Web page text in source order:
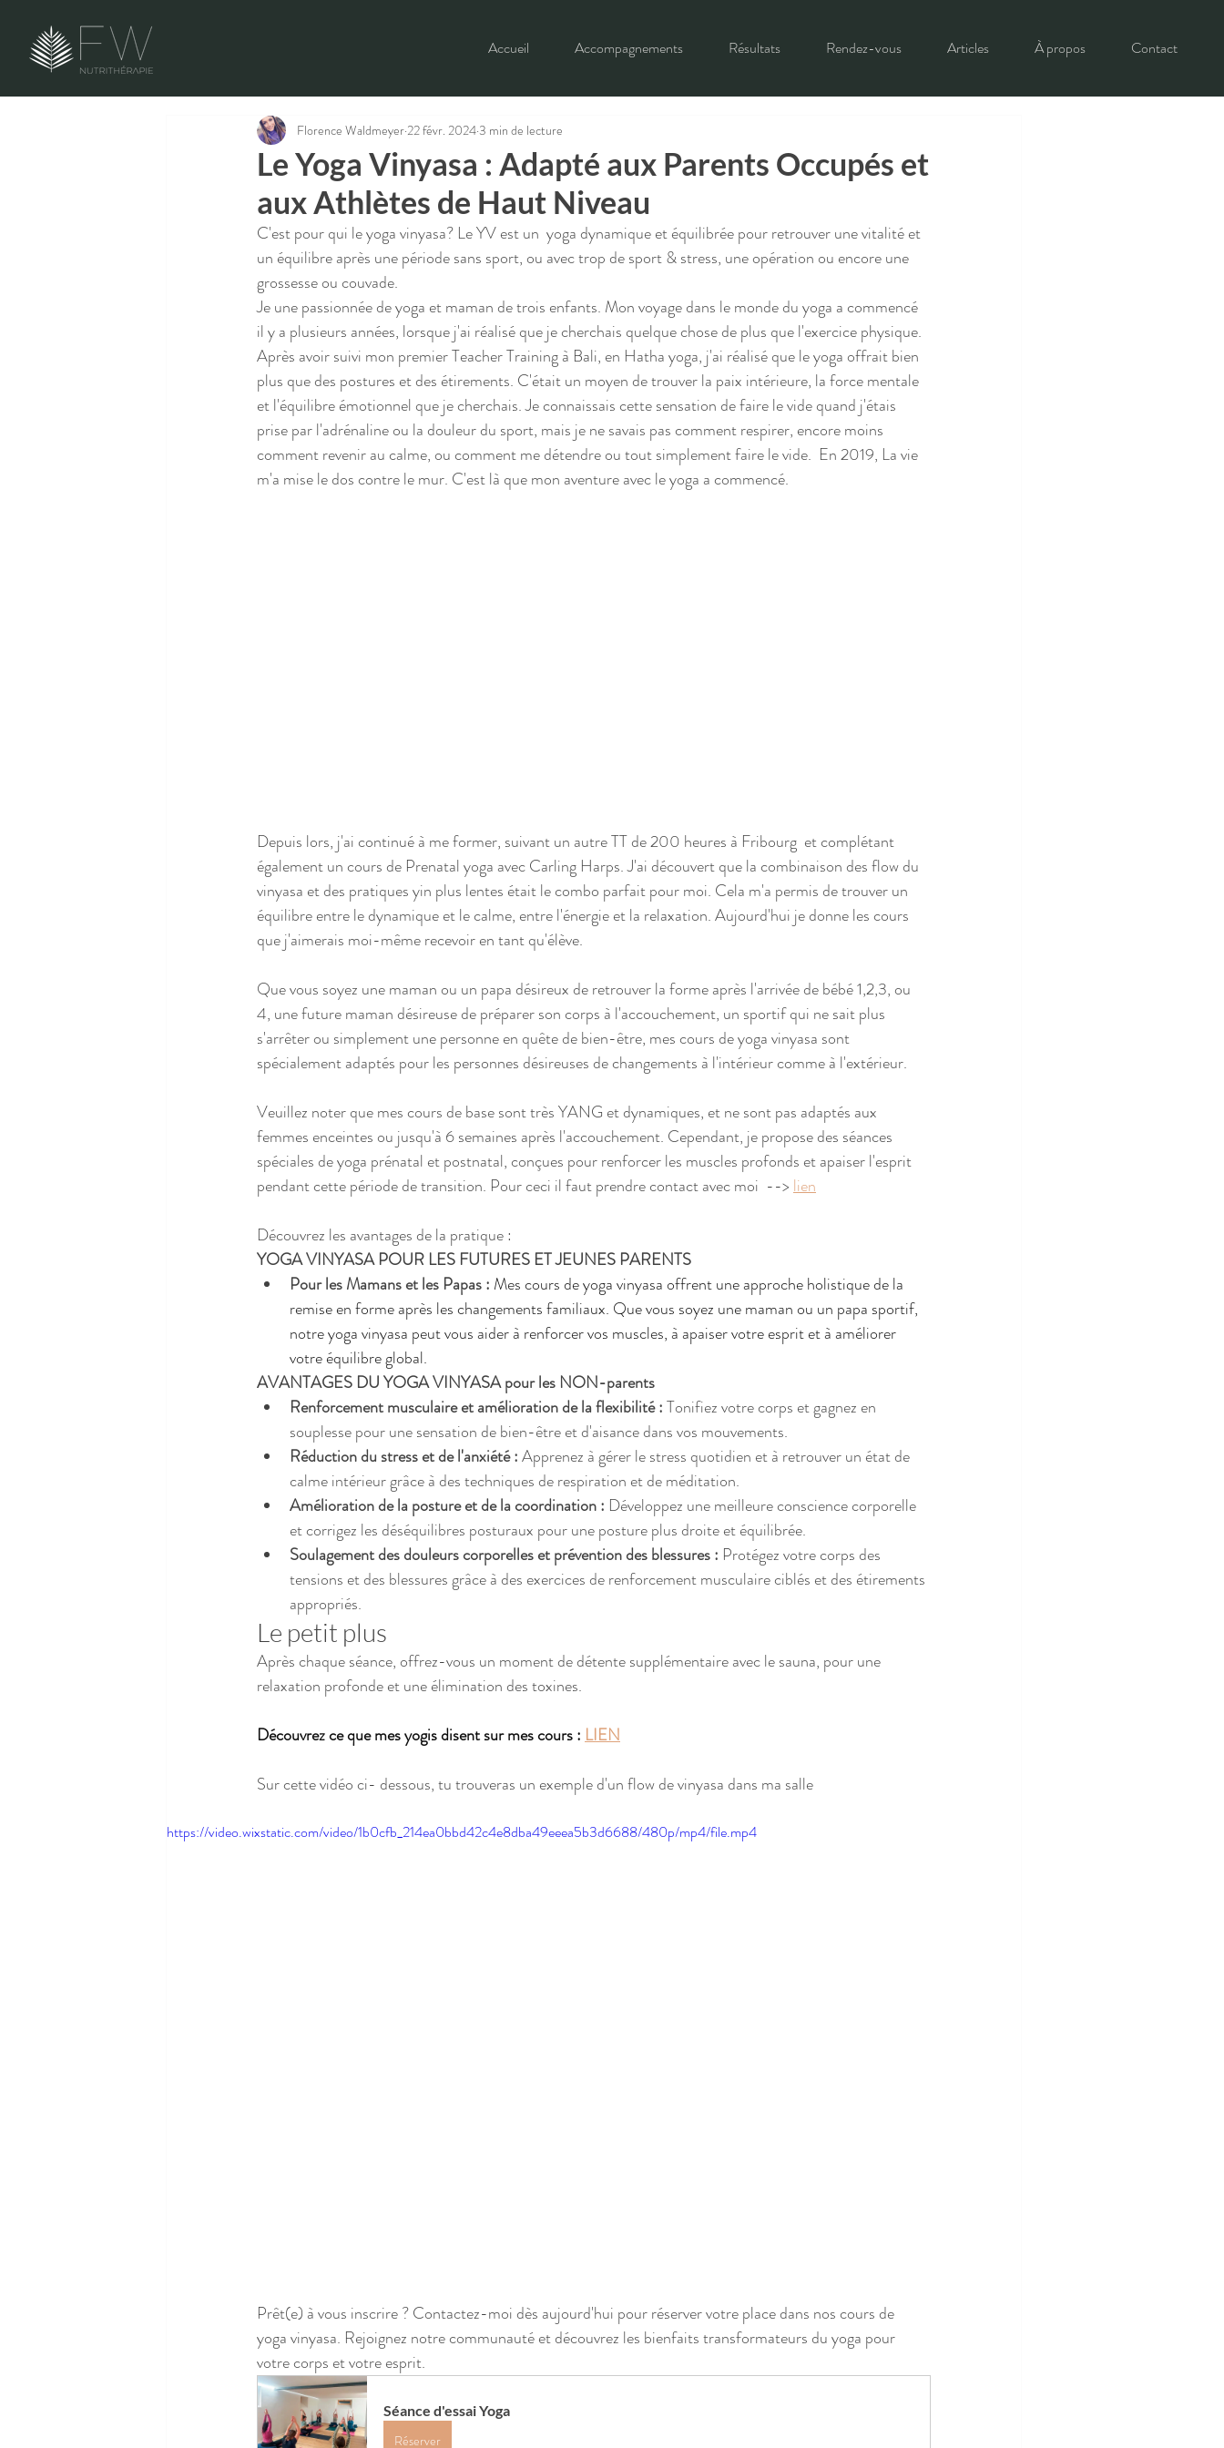
Accueil Accompagnements Résultats Rendez-vous Articles À propos Contact
Le Yoga Vinyasa : Adapté aux Parents Occupés et
aux Athlètes de Haut Niveau
Florence Waldmeyer 22 févr. 20243 min de lecture
C'est pour qui le yoga vinyasa? Le YV est un  yoga dynamique et équilibrée pour retrouver une vitalité et
un équilibre après une période sans sport, ou avec trop de sport & stress, une opération ou encore une
grossesse ou couvade.
Je une passionnée de yoga et maman de trois enfants. Mon voyage dans le monde du yoga a commencé
il y a plusieurs années, lorsque j'ai réalisé que je cherchais quelque chose de plus que l'exercice physique.
Après avoir suivi mon premier Teacher Training à Bali, en Hatha yoga, j'ai réalisé que le yoga offrait bien
plus que des postures et des étirements. C'était un moyen de trouver la paix intérieure, la force mentale
et l'équilibre émotionnel que je cherchais. Je connaissais cette sensation de faire le vide quand j'étais
prise par l'adrénaline ou la douleur du sport, mais je ne savais pas comment respirer, encore moins
comment revenir au calme, ou comment me détendre ou tout simplement faire le vide.  En 2019, La vie
m'a mise le dos contre le mur. C'est là que mon aventure avec le yoga a commencé.
Depuis lors, j'ai continué à me former, suivant un autre TT de 200 heures à Fribourg  et complétant
également un cours de Prenatal yoga avec Carling Harps. J'ai découvert que la combinaison des flow du
vinyasa et des pratiques yin plus lentes était le combo parfait pour moi. Cela m'a permis de trouver un
équilibre entre le dynamique et le calme, entre l'énergie et la relaxation. Aujourd'hui je donne les cours
que j'aimerais moi-même recevoir en tant qu'élève.
Que vous soyez une maman ou un papa désireux de retrouver la forme après l'arrivée de bébé 1,2,3, ou
4, une future maman désireuse de préparer son corps à l'accouchement, un sportif qui ne sait plus
s'arrêter ou simplement une personne en quête de bien-être, mes cours de yoga vinyasa sont
spécialement adaptés pour les personnes désireuses de changements à l'intérieur comme à l'extérieur.
Veuillez noter que mes cours de base sont très YANG et dynamiques, et ne sont pas adaptés aux
femmes enceintes ou jusqu'à 6 semaines après l'accouchement. Cependant, je propose des séances
spéciales de yoga prénatal et postnatal, conçues pour renforcer les muscles profonds et apaiser l'esprit
pendant cette période de transition. Pour ceci il faut prendre contact avec moi  --> lien
Découvrez les avantages de la pratique :
YOGA VINYASA POUR LES FUTURES ET JEUNES PARENTS
Pour les Mamans et les Papas : Mes cours de yoga vinyasa offrent une approche holistique de la
remise en forme après les changements familiaux. Que vous soyez une maman ou un papa sportif,
notre yoga vinyasa peut vous aider à renforcer vos muscles, à apaiser votre esprit et à améliorer
votre équilibre global.
AVANTAGES DU YOGA VINYASA pour les NON-parents
Renforcement musculaire et amélioration de la flexibilité : Tonifiez votre corps et gagnez en
souplesse pour une sensation de bien-être et d'aisance dans vos mouvements.
Réduction du stress et de l'anxiété : Apprenez à gérer le stress quotidien et à retrouver un état de
calme intérieur grâce à des techniques de respiration et de méditation.
Amélioration de la posture et de la coordination : Développez une meilleure conscience corporelle
et corrigez les déséquilibres posturaux pour une posture plus droite et équilibrée.
Soulagement des douleurs corporelles et prévention des blessures : Protégez votre corps des
tensions et des blessures grâce à des exercices de renforcement musculaire ciblés et des étirements
appropriés.
Le petit plus
Après chaque séance, offrez-vous un moment de détente supplémentaire avec le sauna, pour une
relaxation profonde et une élimination des toxines.
Découvrez ce que mes yogis disent sur mes cours : LIEN
Sur cette vidéo ci- dessous, tu trouveras un exemple d'un flow de vinyasa dans ma salle
https://video.wixstatic.com/video/1b0cfb_214ea0bbd42c4e8dba49eeea5b3d6688/480p/mp4/file.mp4
Prêt(e) à vous inscrire ? Contactez-moi dès aujourd'hui pour réserver votre place dans nos cours de
yoga vinyasa. Rejoignez notre communauté et découvrez les bienfaits transformateurs du yoga pour
votre corps et votre esprit.
Séance d'essai Yoga
Réserver